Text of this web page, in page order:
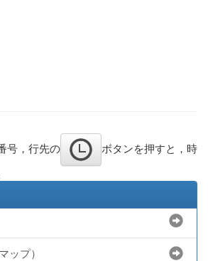
号，行先の
ボタンを押すと，時
ップ）